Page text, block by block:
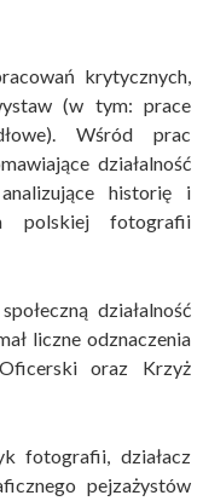
krytycznych,
(w tym: prace
Wśród prac
działalność
historię i
polskiej fotografii
działalność
liczne odznaczenia
oraz Krzyż
fotografii, działacz
pejzażystów